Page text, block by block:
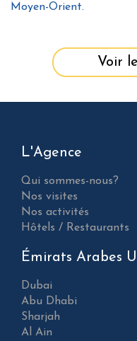
Moyen-Orient.
Voir
L'Agence
Qui sommes-nous?
Nos visites
Nos activités
Hôtels / Restaurants
Émirats Arabes
Dubai
Abu Dhabi
Sharjah
Al Ain